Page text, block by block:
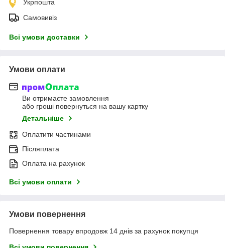
Укрпошта
Самовивіз
Всі умови доставки
Умови оплати
Ви отримаєте замовлення
або гроші повернуться на вашу картку
Детальніше
Оплатити частинами
Післяплата
Оплата на рахунок
Всі умови оплати
Умови повернення
Повернення товару впродовж 14 днів за рахунок покупця